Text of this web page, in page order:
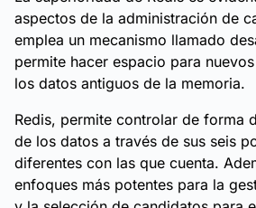
aspectos de la administración de
emplea un mecanismo llamado
permite hacer espacio para
los datos antiguos de la memoria.
Redis, permite controlar de forma
de los datos a través de sus seis
diferentes con las que cuenta.
enfoques más potentes para la